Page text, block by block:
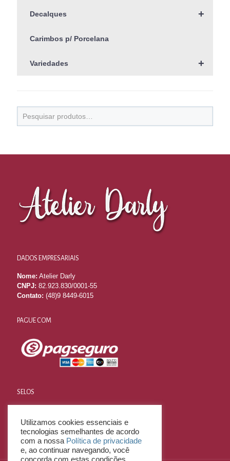
+
Decalques
Carimbos p/ Porcelana
+
Variedades
DADOS EMPRESARIAIS
Nome: Atelier Darly
CNPJ: 82.923.830/0001-55
Contato: (48)9 8449-6015
PAGUE COM
SELOS
Utilizamos cookies essenciais e
tecnologias semelhantes de acordo
com a nossa Política de privacidade
e, ao continuar navegando, você